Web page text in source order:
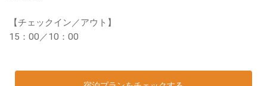
【チェックイン／アウト】
15：00／10：00